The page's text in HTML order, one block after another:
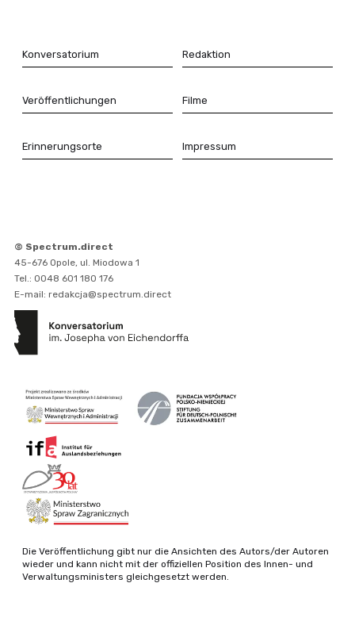
Konversatorium Redaktion
Veröffentlichungen Filme
Erinnerungsorte Impressum
© Spectrum.direct
45-676 Opole, ul. Miodowa 1
Tel.: 0048 601 180 176
E-mail: redakcja@spectrum.direct
Die Veröffentlichung gibt nur die Ansichten des Autors/der Autoren
wieder und kann nicht mit der offiziellen Position des Innen- und
Verwaltungsministers gleichgesetzt werden.